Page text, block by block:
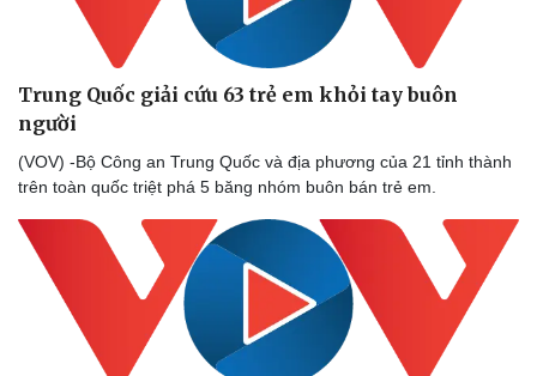
Trung Quốc giải cứu 63 trẻ em khỏi tay buôn
người
(VOV) -Bộ Công an Trung Quốc và địa phương của 21 tỉnh thành
trên toàn quốc triệt phá 5 băng nhóm buôn bán trẻ em.